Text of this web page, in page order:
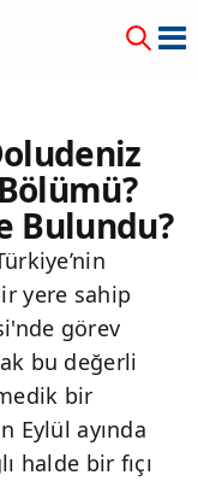
Bulundu?
yere sahip
görev
bu değerli
bir
Eylül ayında
halde bir fıçı